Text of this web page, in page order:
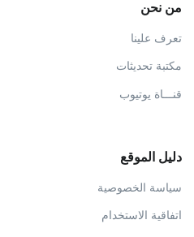
من نحن
تعرف علينا
مكتبة تحديثات
قنـــاة يوتيوب
دليل الموقع
سياسة الخصوصية
اتفاقية الاستخدام